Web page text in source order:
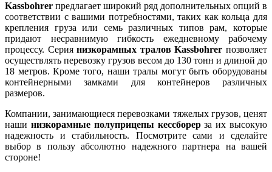
Kassbohrer предлагает широкий ряд дополнительных опций в
соответствии с вашими потребностями, таких как кольца для
крепления груза или семь различных типов рам, которые
придают несравнимую гибкость ежедневному рабочему
процессу. Сериянизкорамных тралов Kassbohrer позволяет
осуществлять перевозку грузов весом до 130 тонн и длиной до
18 метров. Кроме того, наши тралы могут быть оборудованы
контейнерными замками для контейнеров различных
размеров.
Компании, занимающиеся перевозками тяжелых грузов, ценят
наши низкорамные полуприцепы кессборерза их высокую
надежность и стабильность. Посмотрите сами и сделайте
выбор в пользу абсолютно надежного партнера на вашей
стороне!